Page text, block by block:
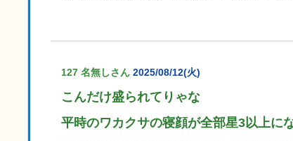
127 名無しさん 2025/08/12(火)
こんだけ盛られてりゃな
平時のワカクサの寝顔が全部星3以上に